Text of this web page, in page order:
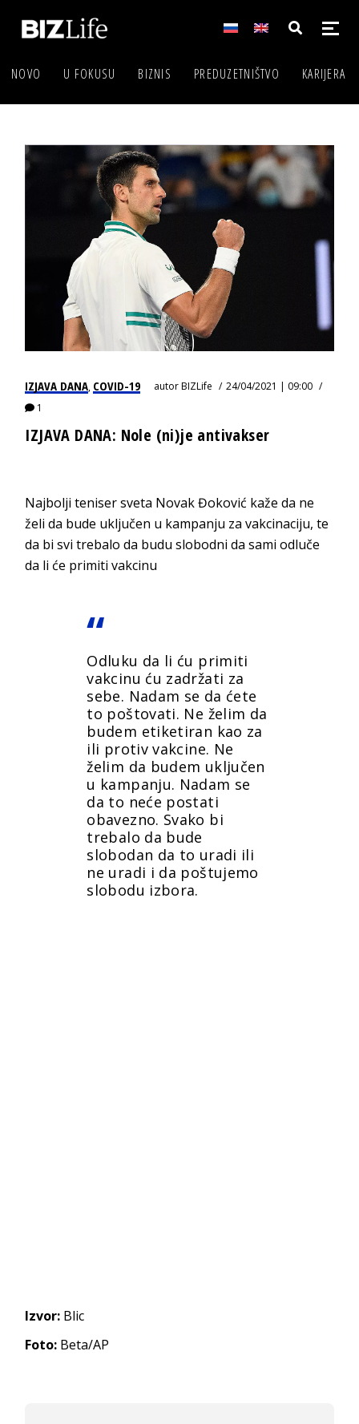
NOVO U FOKUSU BIZNIS PREDUZETNIŠTVO KARIJERA
IZJAVA DANA, COVID-19 autorBIZLife
24/04/2021 | 09:00
1
IZJAVA DANA: Nole (ni)je antivakser
Najbolji teniser sveta Novak Đoković kaže da ne
želi da bude uključen u kampanju za vakcinaciju, te
da bi svi trebalo da budu slobodni da sami odluče
da li će primiti vakcinu
Odluku da li ću primiti
vakcinu ću zadržati za
sebe. Nadam se da ćete
to poštovati. Ne želim da
budem etiketiran kao za
ili protiv vakcine. Ne
želim da budem uključen
u kampanju. Nadam se
da to neće postati
obavezno. Svako bi
trebalo da bude
slobodan da to uradi ili
ne uradi i da poštujemo
slobodu izbora.
Izvor: Blic
Foto: Beta/AP